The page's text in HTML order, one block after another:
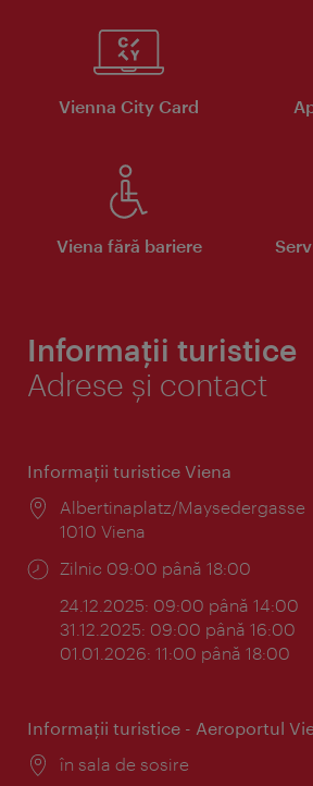
Vienna City Card
Viena fără bariere
Informații turistice
Adrese și contact
Informaţii turistice Viena
Locul:
Albertinaplatz/Maysedergasse
1010 Viena
Program:
Zilnic 09:00 până 18:00
24.12.2025: 09:00 până 14:00
31.12.2025: 09:00 până 16:00
01.01.2026: 11:00 până 18:00
Informaţii turistice - Aeroportul
Locul:
în sala de sosire